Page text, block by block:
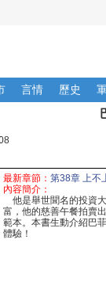
言情 歷史
最新章節： 第38章 上不
內容簡介：
他是舉世聞名的投資
富，他的慈善午餐拍賣
範本。本書生動介紹巴
體驗！